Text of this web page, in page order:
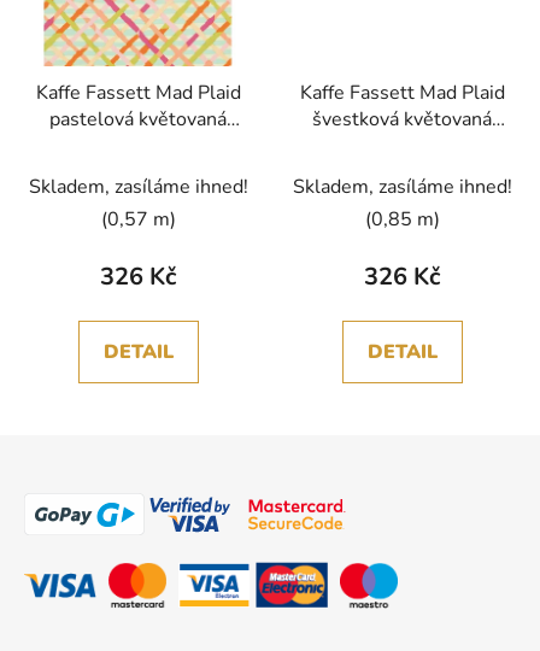
Kaffe Fassett Mad Plaid
pastelová květovaná
látka patchwork
Skladem, zasíláme ihned!
(0,57 m)
326 Kč
DETAIL
Kaffe Fassett Mad Plaid
švestková květovaná
látka patchwork
Skladem, zasíláme ihned!
(0,85 m)
326 Kč
DETAIL